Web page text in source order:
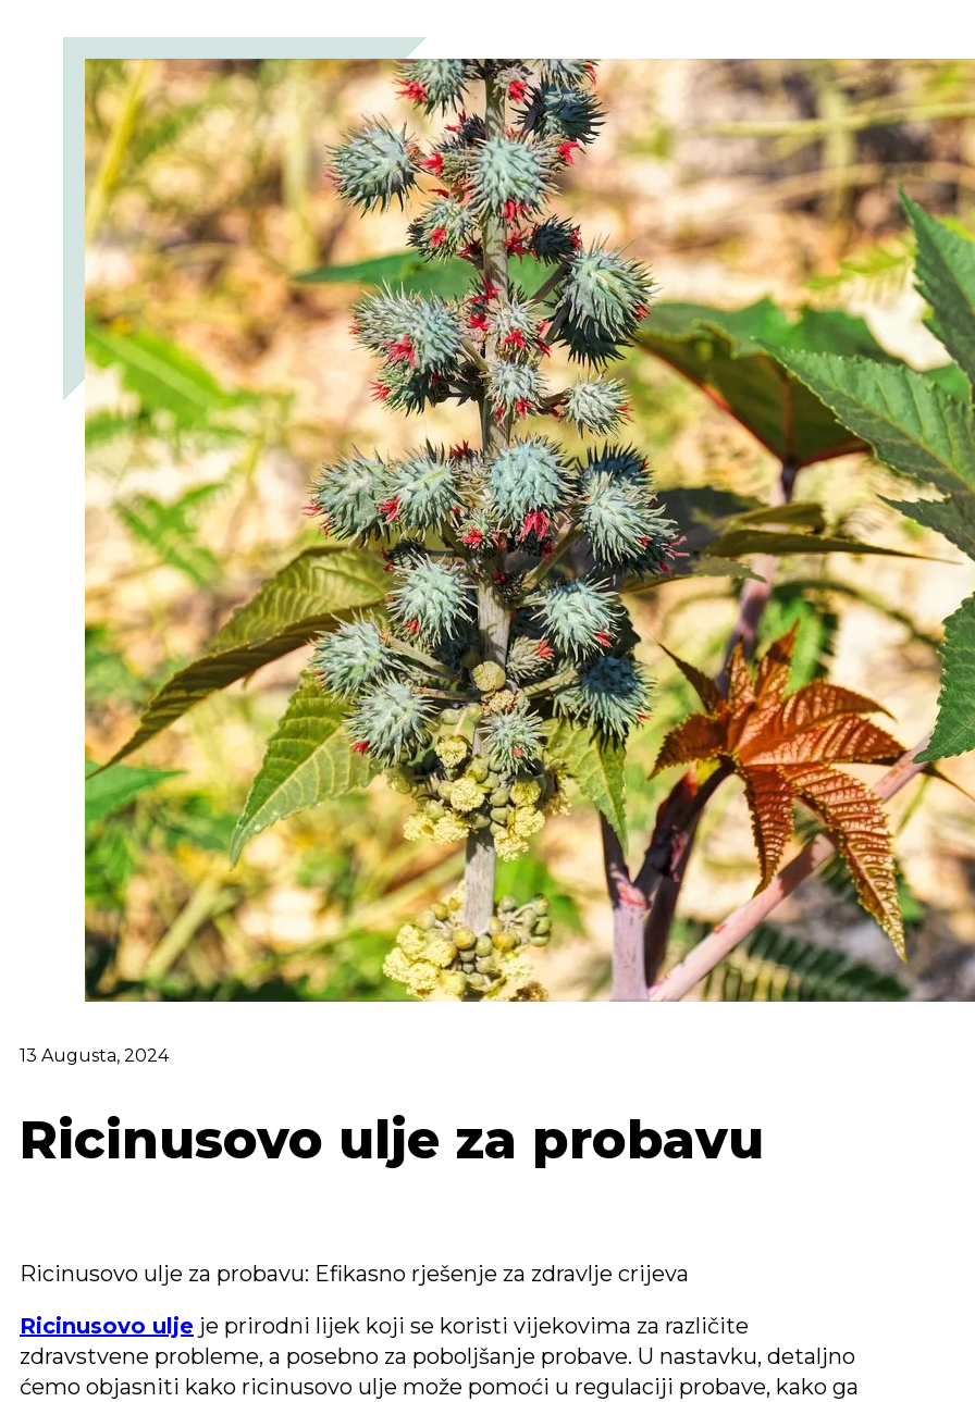
13 Augusta, 2024
Ricinusovo ulje za probavu
Ricinusovo ulje za probavu: Efikasno rješenje za zdravlje crijeva
Ricinusovo ulje je prirodni lijek koji se koristi vijekovima za različite
zdravstvene probleme, a posebno za poboljšanje probave. U nastavku, detaljno
ćemo objasniti kako ricinusovo ulje može pomoći u regulaciji probave, kako ga